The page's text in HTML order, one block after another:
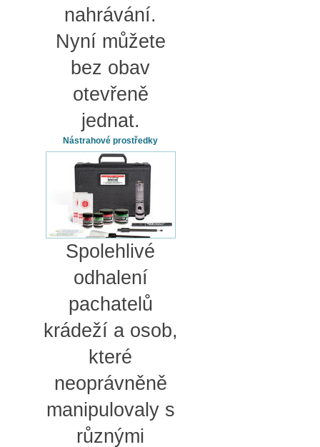
nahrávání.
Nyní můžete
bez obav
otevřeně
jednat.
Nástrahové prostředky
Spolehlivé
odhalení
pachatelů
krádeží a osob,
které
neoprávněně
manipulovaly s
různými